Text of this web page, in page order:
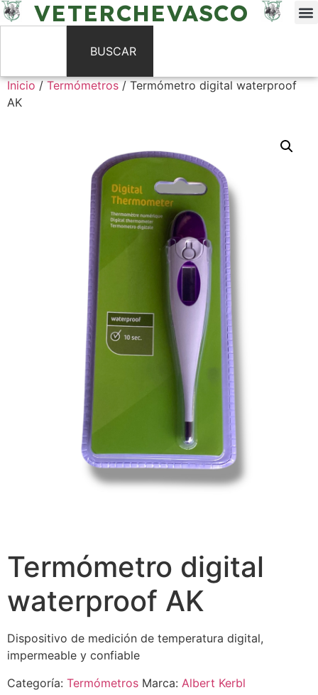
VETERCHEVASCO
BUSCAR
Inicio/Termómetros/ Termómetro digital waterproof
AK
Termómetro digital
waterproof AK
Dispositivo de medición de temperatura digital,
impermeable y confiable
Categoría: Termómetros Marca: Albert Kerbl